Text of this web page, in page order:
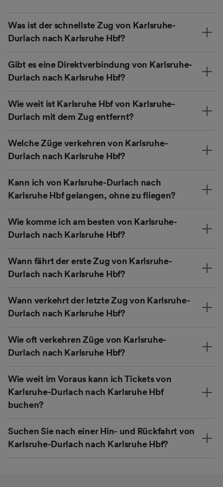
Was ist der schnellste Zug von Karlsruhe-
Durlach nach Karlsruhe Hbf?
Gibt es eine Direktverbindung von Karlsruhe-
Durlach nach Karlsruhe Hbf?
Wie weit ist Karlsruhe Hbf von Karlsruhe-
Durlach mit dem Zug entfernt?
Welche Züge verkehren von Karlsruhe-
Durlach nach Karlsruhe Hbf?
Kann ich von Karlsruhe-Durlach nach
Karlsruhe Hbf gelangen, ohne zu fliegen?
Wie komme ich am besten von Karlsruhe-
Durlach nach Karlsruhe Hbf?
Wann fährt der erste Zug von Karlsruhe-
Durlach nach Karlsruhe Hbf?
Wann verkehrt der letzte Zug von Karlsruhe-
Durlach nach Karlsruhe Hbf?
Wie oft verkehren Züge von Karlsruhe-
Durlach nach Karlsruhe Hbf?
Wie weit im Voraus kann ich Tickets von
Karlsruhe-Durlach nach Karlsruhe Hbf
buchen?
Suchen Sie nach einer Hin- und Rückfahrt von
Karlsruhe-Durlach nach Karlsruhe Hbf?